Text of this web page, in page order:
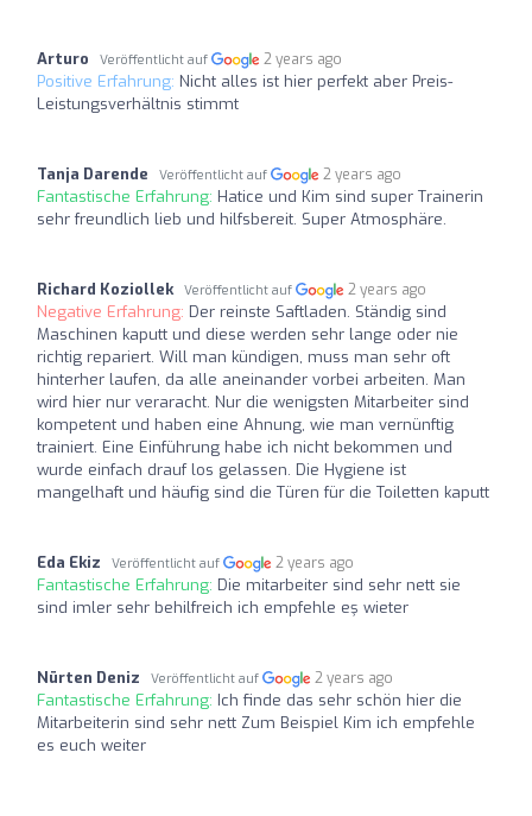
Arturo Veröffentlicht auf 2 years ago
Positive Erfahrung: Nicht alles ist hier perfekt aber Preis-
Leistungsverhältnis stimmt
Tanja Darende Veröffentlicht auf 2 years ago
Fantastische Erfahrung: Hatice und Kim sind super Trainerin
sehr freundlich lieb und hilfsbereit. Super Atmosphäre.
Richard Koziollek Veröffentlicht auf 2 years ago
Negative Erfahrung: Der reinste Saftladen. Ständig sind
Maschinen kaputt und diese werden sehr lange oder nie
richtig repariert. Will man kündigen, muss man sehr oft
hinterher laufen, da alle aneinander vorbei arbeiten. Man
wird hier nur veraracht. Nur die wenigsten Mitarbeiter sind
kompetent und haben eine Ahnung, wie man vernünftig
trainiert. Eine Einführung habe ich nicht bekommen und
wurde einfach drauf los gelassen. Die Hygiene ist
mangelhaft und häufig sind die Türen für die Toiletten kaputt
Eda Ekiz Veröffentlicht auf 2 years ago
Fantastische Erfahrung: Die mitarbeiter sind sehr nett sie
sind imler sehr behilfreich ich empfehle eş wieter
Nürten Deniz Veröffentlicht auf 2 years ago
Fantastische Erfahrung: Ich finde das sehr schön hier die
Mitarbeiterin sind sehr nett Zum Beispiel Kim ich empfehle
es euch weiter